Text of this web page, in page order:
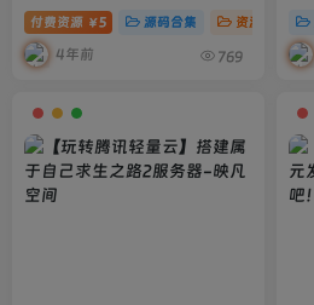
付费资源 ￥5 源码合集 资源合集
4年前 769